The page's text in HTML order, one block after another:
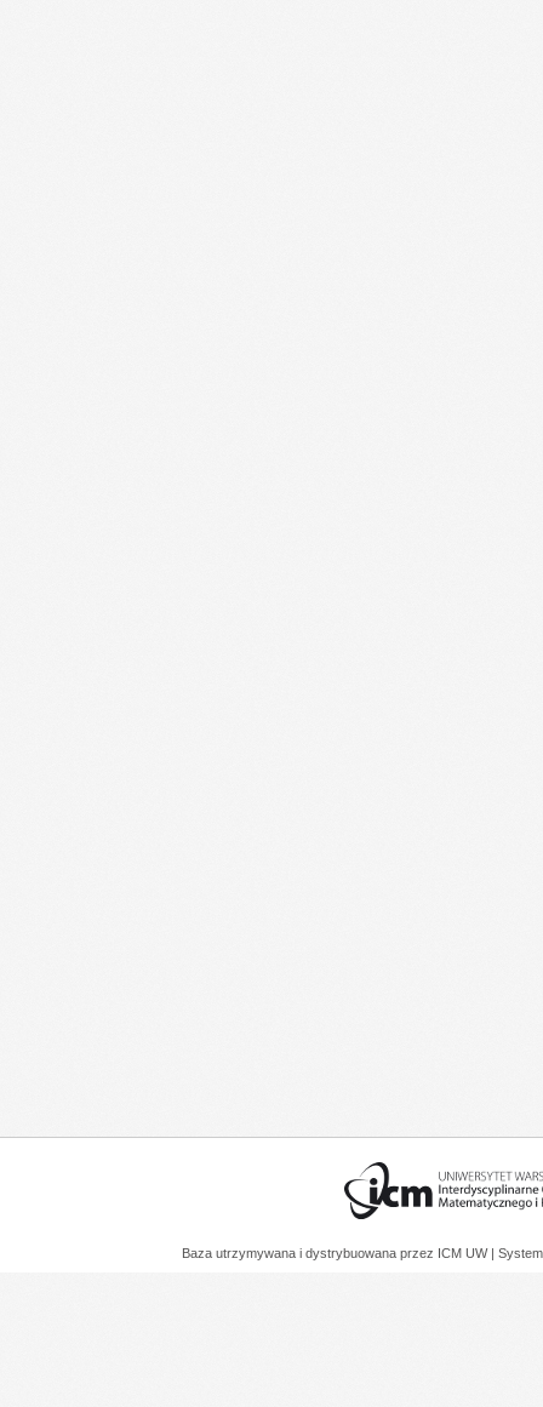
Baza utrzymywana i dystrybuowana przez ICM UW |